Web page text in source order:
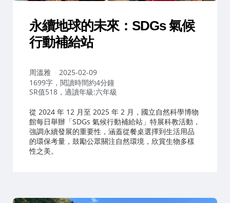
永續地球的未來：SDGs 氣候
行動補給站
作
者：
周溫雅
2025-02-09
1699字，閱讀時間約4分鐘
SR值518，適讀年級:六年級
從 2024 年 12 月至 2025 年 2 月，國立自然科學博物
館每日舉辦「SDGs 氣候行動補給站」特展科教活動，
強調永續發展的重要性，涵蓋從餐桌選擇到生活用品
的環保考量，鼓勵公眾關注自然環境，欣賞生物多樣
性之美。